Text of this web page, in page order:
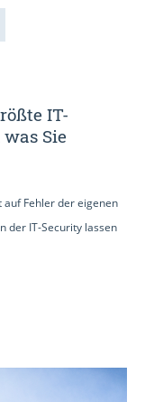
IT-
Sie
Fehler der eigenen
der IT-Security lassen